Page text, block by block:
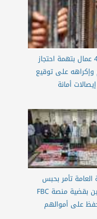
حبس 4 عمال بتهمة احتجاز
وإكراهه على توقيع
إيصالات أمانة
العامة تأمر بحبس
المتهمين بقضية منصة FBC
على أموالهم